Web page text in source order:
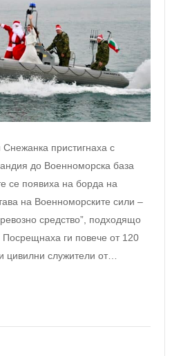
пристигнаха с
до Военноморска база
се появиха на борда на
на Военноморските сили –
средство”, подходящо
ги повече от 120
цивилни служители от…